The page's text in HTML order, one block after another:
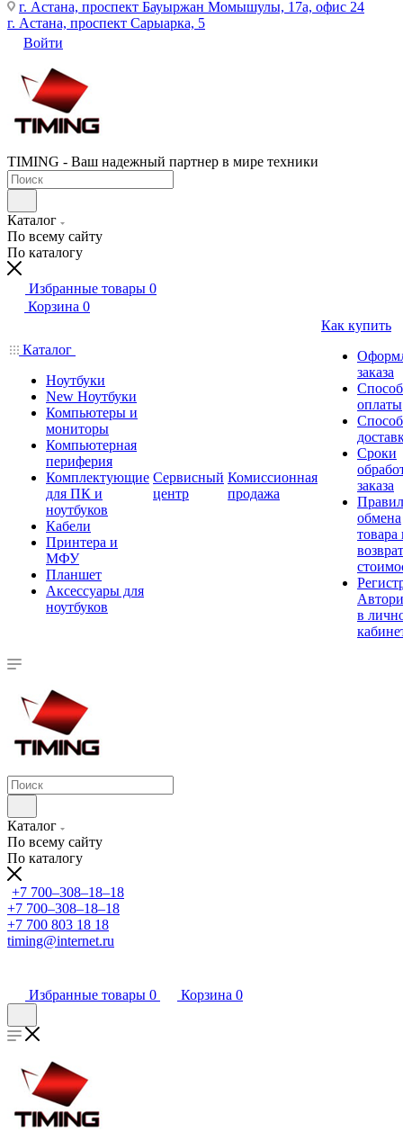
г. Астана, проспект Бауыржан Момышулы, 17а, офис 24
г. Астана, проспект Сарыарка, 5
Войти
TIMING - Ваш надежный партнер в мире техники
Каталог
По всему сайту
По каталогу
Избранные товары 0
Корзина 0
Каталог
Ноутбуки
New Ноутбуки
Компьютеры и
мониторы
Компьютерная
периферия
Комплектующие
для ПК и
ноутбуков
Кабели
Принтера и
МФУ
Планшет
Аксессуары для
ноутбуков
Сервисный
центр
Комиссионная
продажа
Как купить
заказа
оплаты
Сроки
заказа
обмена
товара
в
Каталог
По всему сайту
По каталогу
+7 700‒308‒18‒18
+7 700‒308‒18‒18
+7 700 803 18 18
timing@internet.ru
Избранные товары 0 Корзина 0